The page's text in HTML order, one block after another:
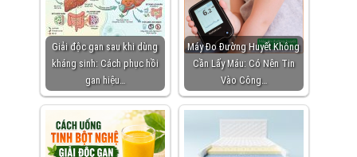
Giải độc gan sau khi dùng
kháng sinh: Cách phục hồi
gan hiệu…
Máy Đo Đường Huyết Không
Cần Lấy Máu: Có Nên Tin
Vào Công…